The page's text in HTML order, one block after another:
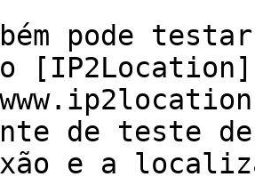
pode
[IP2Location]
de teste
e a